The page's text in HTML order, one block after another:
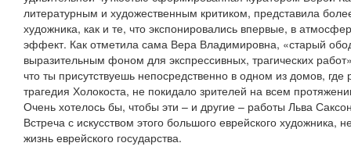
литературным и художественным критиком, представила
художника, как и те, что экспонировались впервые, в
эффект. Как отметила сама Вера Владимировна, «старый
выразительным фоном для экспрессивных, трагических
что ты присутствуешь непосредственно в одном из домов,
трагедия Холокоста, не покидало зрителей на всем
Очень хотелось бы, чтобы эти – и другие – работы Льва
Встреча с искусством этого большого еврейского художника,
жизнь еврейского государства.